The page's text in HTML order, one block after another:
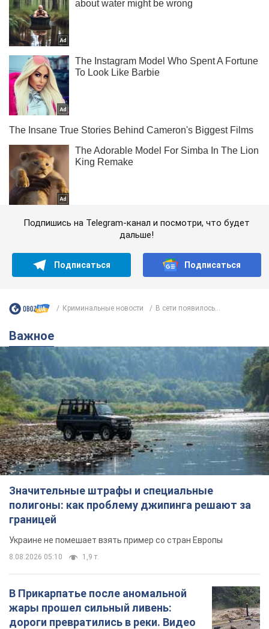
Подпишись на Telegram-канал и посмотри, что будет
дальше!
Подписаться Подписаться
Криминальные новости В сети появилось...
Важное
Значительные штрафы и специальные
полигоны: как проблему джипинга решают за
границей
Украине не помешает взять пример со стран Европы
8.08.2026 05:10 1,9 т.
В Прикарпатье после аномальной
жары прошел сильный ливень:
дороги превратились в реки. Видео